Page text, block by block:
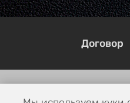
Договор